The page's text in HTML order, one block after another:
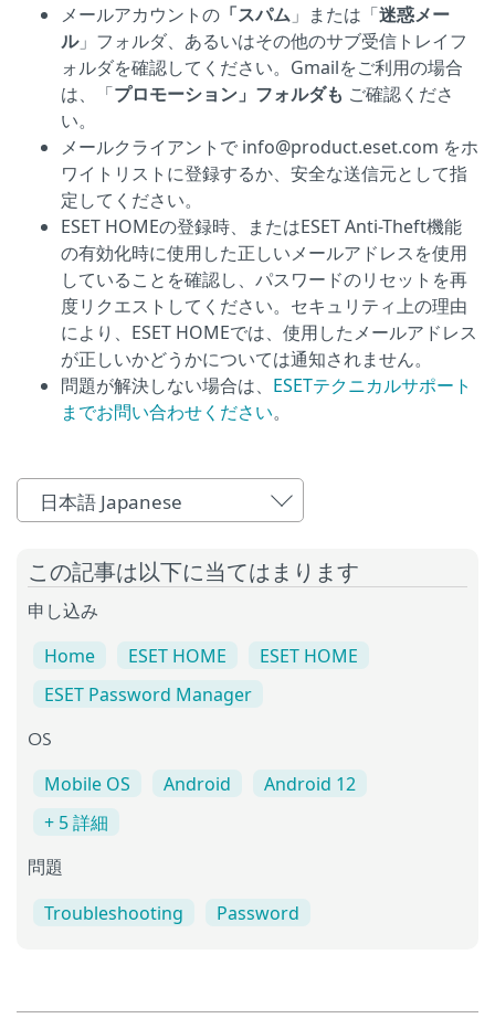
メールアカウントの 「スパム 」または「迷惑メー
ル」フォルダ、あるいはその他のサブ受信トレイフ
ォルダを確認してください。Gmailをご利用の場合
は、「プロモーション」フォルダも ご確認くださ
い。
メールクライアントで info@product.eset.com をホ
ワイトリストに登録するか、安全な送信元として指
定してください。
ESET HOMEの登録時、またはESET Anti-Theft機能
の有効化時に使用した正しいメールアドレスを使用
していることを確認し、パスワードのリセットを再
度リクエストしてください。セキュリティ上の理由
により、ESET HOMEでは、使用したメールアドレス
が正しいかどうかについては通知されません。
問題が解決しない場合は、 ESETテクニカルサポート
までお問い合わせください。
日本語 Japanese
この記事は以下に当てはまります
申し込み
Home ESET HOME
ESET HOME
ESET Password Manager
OS
Mobile OS Android
Android 12
+ 5 詳細
問題
Troubleshooting Password